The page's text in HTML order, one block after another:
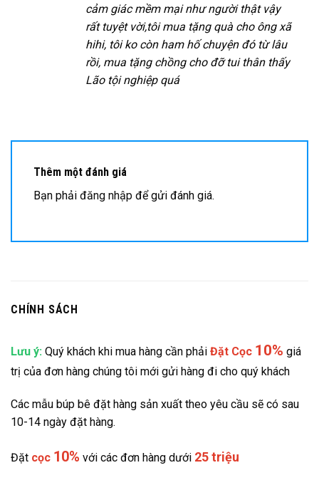
cảm giác mềm mại như người thật vậy
rất tuyệt vời,tôi mua tặng quà cho ông xã
hihi, tôi ko còn ham hố chuyện đó từ lâu
rồi, mua tặng chồng cho đỡ tui thân thấy
Lão tội nghiệp quá
Thêm một đánh giá
Bạn phải đăng nhập để gửi đánh giá.
CHÍNH SÁCH
Lưu ý: Quý khách khi mua hàng cần phải Đặt Cọc 10% giá
trị của đơn hàng chúng tôi mới gửi hàng đi cho quý khách
Các mẫu búp bê đặt hàng sản xuất theo yêu cầu sẽ có sau
10-14 ngày đặt hàng.
Đặt cọc 10% với các đơn hàng dưới 25 triệu